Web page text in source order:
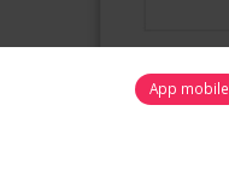
App mobile